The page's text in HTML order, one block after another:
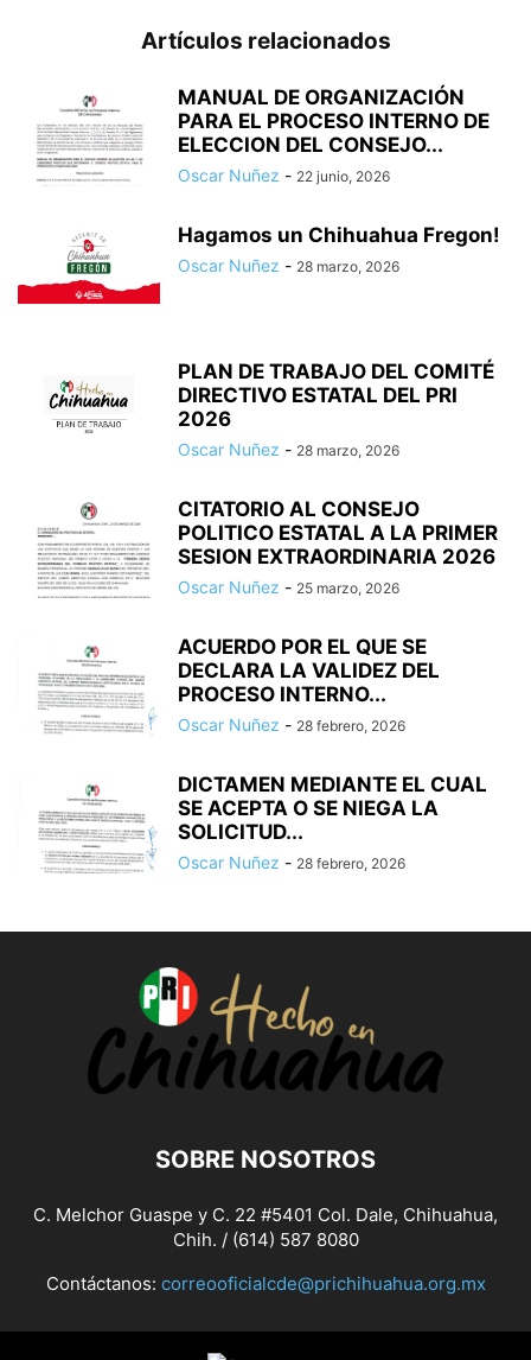
Artículos relacionados
MANUAL DE ORGANIZACIÓN
PARA EL PROCESO INTERNO DE
ELECCION DEL CONSEJO...
Oscar Nuñez - 22 junio, 2026
Hagamos un Chihuahua Fregon!
Oscar Nuñez - 28 marzo, 2026
PLAN DE TRABAJO DEL COMITÉ
DIRECTIVO ESTATAL DEL PRI
2026
Oscar Nuñez - 28 marzo, 2026
CITATORIO AL CONSEJO
POLITICO ESTATAL A LA PRIMER
SESION EXTRAORDINARIA 2026
Oscar Nuñez - 25 marzo, 2026
ACUERDO POR EL QUE SE
DECLARA LA VALIDEZ DEL
PROCESO INTERNO...
Oscar Nuñez - 28 febrero, 2026
DICTAMEN MEDIANTE EL CUAL
SE ACEPTA O SE NIEGA LA
SOLICITUD...
Oscar Nuñez - 28 febrero, 2026
SOBRE NOSOTROS
C. Melchor Guaspe y C. 22 #5401 Col. Dale, Chihuahua,
Chih. / (614) 587 8080
Contáctanos: correooficialcde@prichihuahua.org.mx